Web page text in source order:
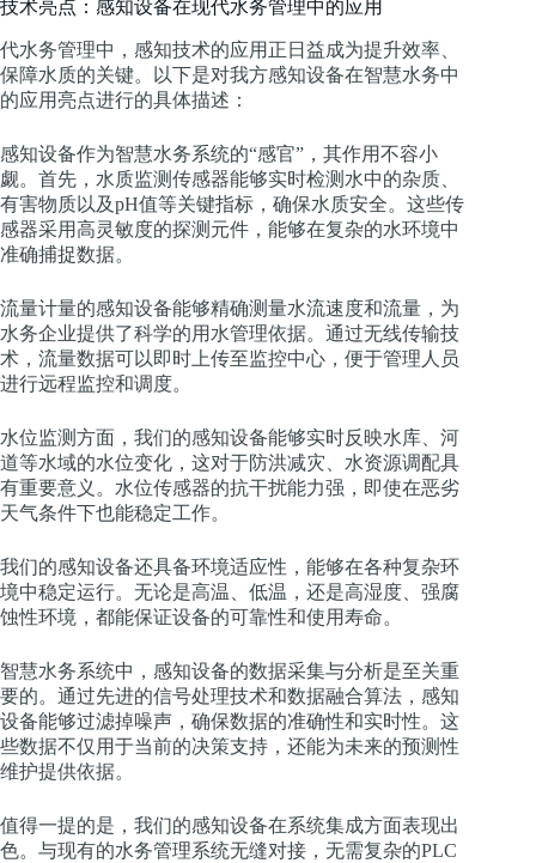
技术亮点：感知设备在现代水务管理中的应用
代水务管理中，感知技术的应用正日益成为提升效率、
保障水质的关键。以下是对我方感知设备在智慧水务中
的应用亮点进行的具体描述：
感知设备作为智慧水务系统的“感官”，其作用不容小
觑。首先，水质监测传感器能够实时检测水中的杂质、
有害物质以及pH值等关键指标，确保水质安全。这些传
感器采用高灵敏度的探测元件，能够在复杂的水环境中
准确捕捉数据。
流量计量的感知设备能够精确测量水流速度和流量，为
水务企业提供了科学的用水管理依据。通过无线传输技
术，流量数据可以即时上传至监控中心，便于管理人员
进行远程监控和调度。
水位监测方面，我们的感知设备能够实时反映水库、河
道等水域的水位变化，这对于防洪减灾、水资源调配具
有重要意义。水位传感器的抗干扰能力强，即使在恶劣
天气条件下也能稳定工作。
我们的感知设备还具备环境适应性，能够在各种复杂环
境中稳定运行。无论是高温、低温，还是高湿度、强腐
蚀性环境，都能保证设备的可靠性和使用寿命。
智慧水务系统中，感知设备的数据采集与分析是至关重
要的。通过先进的信号处理技术和数据融合算法，感知
设备能够过滤掉噪声，确保数据的准确性和实时性。这
些数据不仅用于当前的决策支持，还能为未来的预测性
维护提供依据。
值得一提的是，我们的感知设备在系统集成方面表现出
色。与现有的水务管理系统无缝对接，无需复杂的PLC